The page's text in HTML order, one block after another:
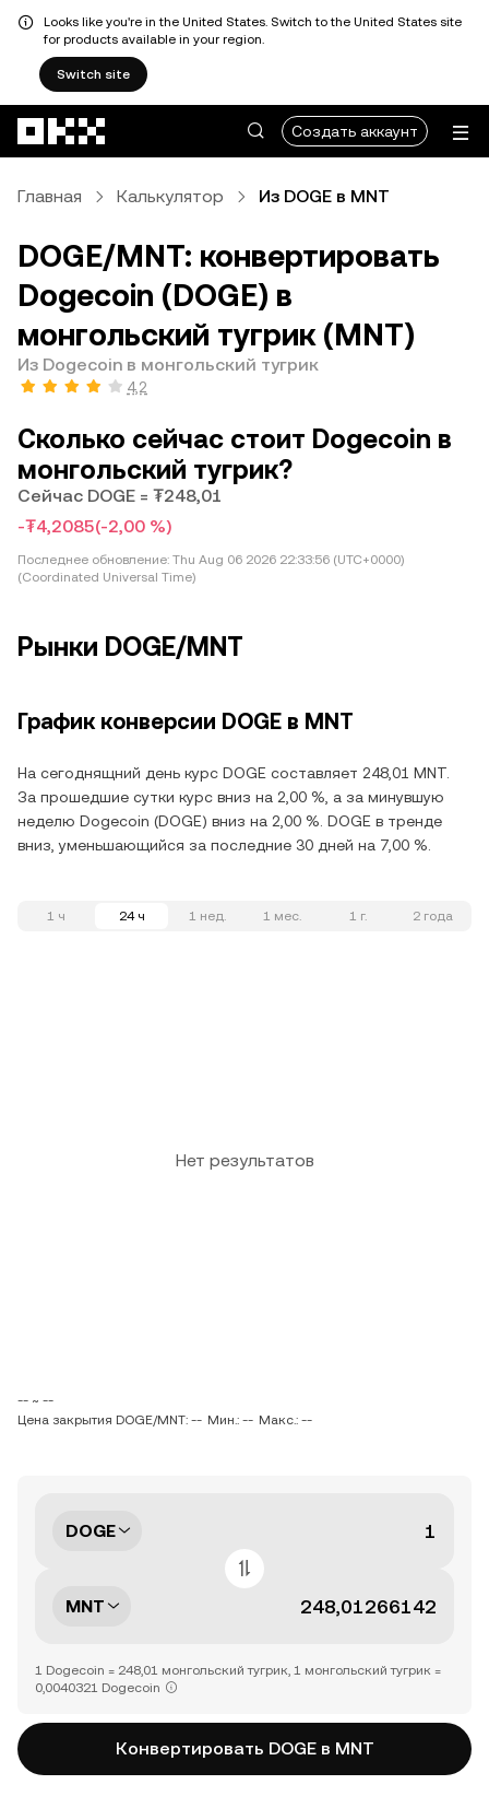
Looks like you're in the United States. Switch to the United States site
for products available in your region.
Switch site
Создать аккаунт
Главная Калькулятор Из DOGE в MNT
DOGE/MNT: конвертировать
Dogecoin (DOGE) в
монгольский тугрик (MNT)
Из Dogecoin в монгольский тугрик
4,2
Сколько сейчас стоит Dogecoin в
монгольский тугрик?
Сейчас DOGE = ₮248,01
-₮4,2085(-2,00 %)
Последнее обновление: Thu Aug 06 2026 22:33:56 (UTC+0000)
(Coordinated Universal Time)
Рынки DOGE/MNT
График конверсии DOGE в MNT
На сегоднящний день курс DOGE составляет 248,01 MNT.
За прошедшие сутки курс вниз на 2,00 %, а за минувшую
неделю Dogecoin (DOGE) вниз на 2,00 %. DOGE в тренде
вниз, уменьшающийся за последние 30 дней на 7,00 %.
1 ч 24 ч 1 нед. 1 мес. 1 г. 2 года
Нет результатов
-- ~ --
Цена закрытия DOGE/MNT: -- Мин.: -- Макс.: --
DOGE
MNT
1 Dogecoin = 248,01 монгольский тугрик, 1 монгольский тугрик =
0,0040321 Dogecoin
Конвертировать DOGE в MNT